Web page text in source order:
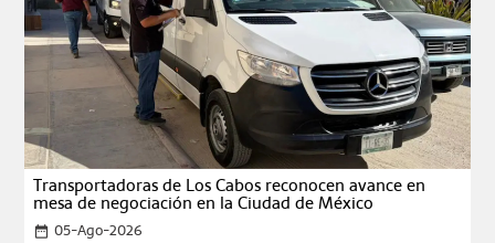
Transportadoras de Los Cabos reconocen avance en
mesa de negociación en la Ciudad de México
date_range 05-Ago-2026